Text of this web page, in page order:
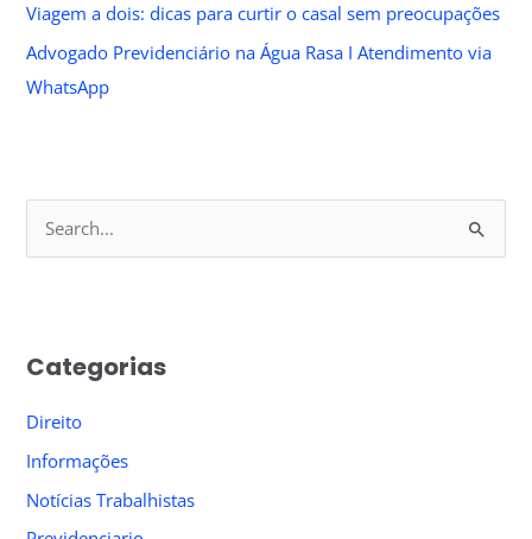
Viagem a dois: dicas para curtir o casal sem preocupações
Advogado Previdenciário na Água Rasa I Atendimento via
WhatsApp
c
o
r
Categorias
Direito
Informações
Notícias Trabalhistas